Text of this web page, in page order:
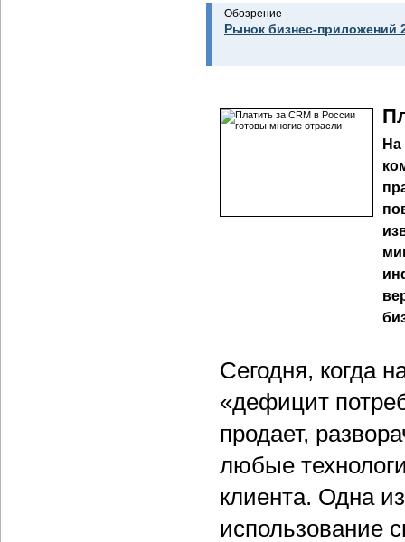
Обозрение
Рынок бизнес-приложений
На
Сегодня, когда
«дефицит
продает,
любые
клиента. Одна
использование